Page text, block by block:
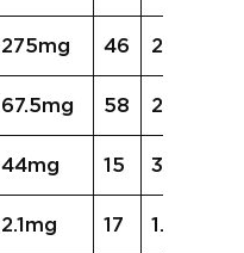
275mg 46 280mg
67.5mg 58 236.7mg
44mg 15 30mg
2.1mg 17 1.6mg